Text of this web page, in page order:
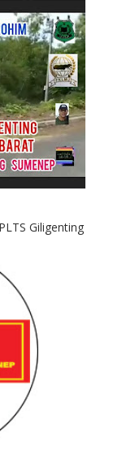
Giligenting